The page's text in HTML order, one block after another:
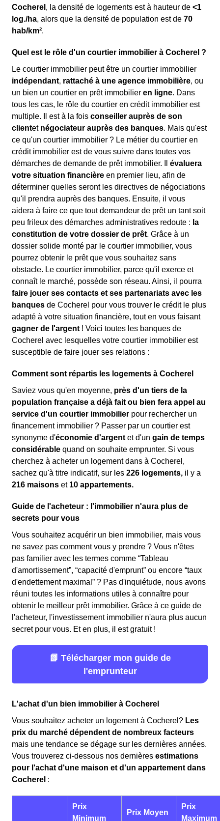
Cocherel , la densité de logements est à hauteur de <1
log./ha, alors que la densité de population est de 70
hab/km².
Quel est le rôle d'un courtier immobilier à Cocherel ?
Le courtier immobilier peut être un courtier immobilier
indépendant, rattaché à une agence immobilière, ou
un bien un courtier en prêt immobilier en ligne. Dans
tous les cas, le rôle du courtier en crédit immobilier est
multiple. Il est à la fois conseiller auprès de son
clientet négociateur auprès des banques. Mais qu'est
ce qu'un courtier immobilier ? Le métier du courtier en
crédit immobilier est de vous suivre dans toutes vos
démarches de demande de prêt immobilier. Il évaluera
votre situation financière en premier lieu, afin de
déterminer quelles seront les directives de négociations
qu'il prendra auprès des banques. Ensuite, il vous
aidera à faire ce que tout demandeur de prêt un tant soit
peu frileux des démarches administratives redoute : la
constitution de votre dossier de prêt. Grâce à un
dossier solide monté par le courtier immobilier, vous
pourrez obtenir le prêt que vous souhaitez sans
obstacle. Le courtier immobilier, parce qu'il exerce et
connaît le marché, possède son réseau. Ainsi, il pourra
faire jouer ses contacts et ses partenariats avec les
banques de Cocherel pour vous trouver le crédit le plus
adapté à votre situation financière, tout en vous faisant
gagner de l'argent ! Voici toutes les banques de
Cocherel avec lesquelles votre courtier immobilier est
susceptible de faire jouer ses relations :
Comment sont répartis les logements à Cocherel
Saviez vous qu'en moyenne, près d'un tiers de la
population française a déjà fait ou bien fera appel au
service d'un courtier immobilier pour rechercher un
financement immobilier ? Passer par un courtier est
synonyme d'économie d'argent et d'un gain de temps
considérable quand on souhaite emprunter. Si vous
cherchez à acheter un logement dans à Cocherel,
sachez qu'à titre indicatif, sur les 226 logements, il y a
216 maisons et 10 appartements.
Guide de l'acheteur : l'immobilier n'aura plus de
secrets pour vous
Vous souhaitez acquérir un bien immobilier, mais vous
ne savez pas comment vous y prendre ? Vous n'êtes
pas familier avec les termes comme “Tableau
d'amortissement”, “capacité d'emprunt” ou encore “taux
d'endettement maximal” ? Pas d'inquiétude, nous avons
réuni toutes les informations utiles à connaître pour
obtenir le meilleur prêt immobilier. Grâce à ce guide de
l'acheteur, l'investissement immobilier n'aura plus aucun
secret pour vous. Et en plus, il est gratuit !
📗 Télécharger mon guide de
l'emprunteur
L'achat d'un bien immobilier à Cocherel
Vous souhaitez acheter un logement à Cocherel? Les
prix du marché dépendent de nombreux facteurs
mais une tendance se dégage sur les dernières années.
Vous trouverez ci-dessous nos dernières estimations
pour l'achat d'une maison et d'un appartement dans
Cocherel :
Prix
Minimum
Prix Moyen
Prix
Maximum